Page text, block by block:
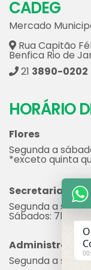
CADEG
Mercado
Rua Capitão
Benfica Rio de
21 3890-0202
HORÁRIO
Flores
Segunda a
*exceto quinta
Secretaria
Segunda a sexta:
Sábados: 7h às 12h
Administração
Segunda a sexta: